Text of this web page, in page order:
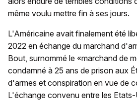
même voulu mettre fin à ses jours.
L'Américaine avait finalement été
2022 en échange du marchand
Bout, surnommé le «marchand de
condamné à 25 ans de prison aux
d'armes et conspiration en vue de
L'échange convenu entre les